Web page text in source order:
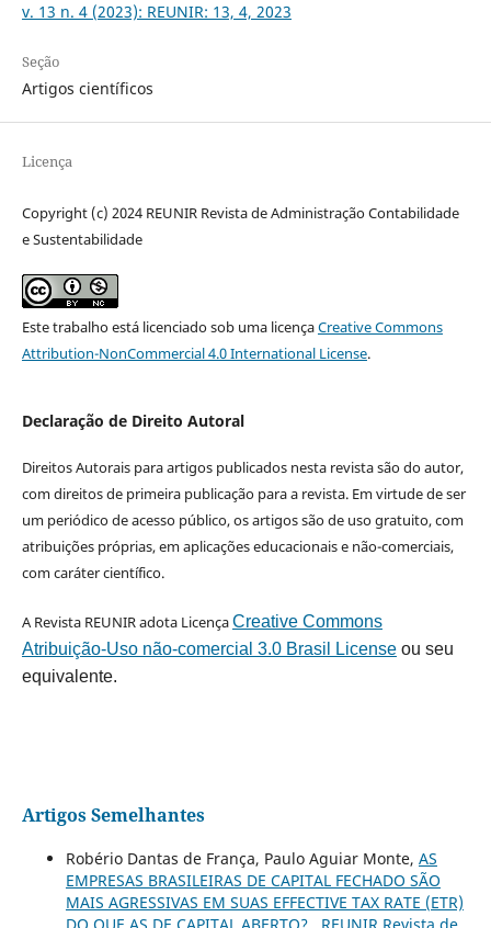
v. 13 n. 4 (2023): REUNIR: 13, 4, 2023
Seção
Artigos científicos
Licença
Copyright (c) 2024 REUNIR Revista de Administração Contabilidade
e Sustentabilidade
Este trabalho está licenciado sob uma licençaCreative Commons
Attribution-NonCommercial 4.0 International License.
Declaração de Direito Autoral
Direitos Autorais para artigos publicados nesta revista são do autor,
com direitos de primeira publicação para a revista. Em virtude de ser
um periódico de acesso público, os artigos são de uso gratuito, com
atribuições próprias, em aplicações educacionais e não-comerciais,
com caráter científico.
A Revista REUNIR adota LicençaCreative Commons
Atribuição-Uso não-comercial 3.0 Brasil Licenseou seu
equivalente.
Artigos Semelhantes
Robério Dantas de França, Paulo Aguiar Monte, AS
EMPRESAS BRASILEIRAS DE CAPITAL FECHADO SÃO
MAIS AGRESSIVAS EM SUAS EFFECTIVE TAX RATE (ETR)